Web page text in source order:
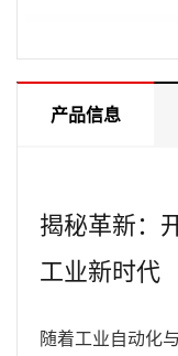
产品信息
揭秘革新：
工业新时代
随着工业自动化